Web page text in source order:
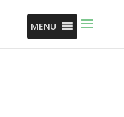
MENU